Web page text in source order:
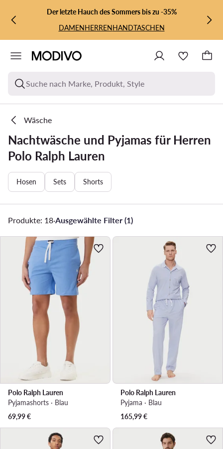
ZUM HAUPTINHALT SPRINGEN
ZUR SUCHEDer letzte Hauch des Sommers bis zu -35%
DAMENHERRENHANDTASCHEN
Suche nach Marke, Produkt, Style
Wäsche
Nachtwäsche und Pyjamas für Herren
Polo Ralph Lauren
Hosen Sets Shorts
Produkte: 18·Ausgewählte Filter (1)
Polo Ralph Lauren
Pyjamashorts · Blau
69,99€
Polo Ralph Lauren
Pyjama · Blau
165,99€